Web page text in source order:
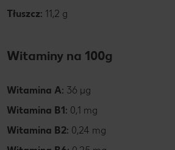
Tłuszcz: 11,2 g
Witaminy na 100g
Witamina A: 36 µg
Witamina B1: 0,1 mg
Witamina B2: 0,24 mg